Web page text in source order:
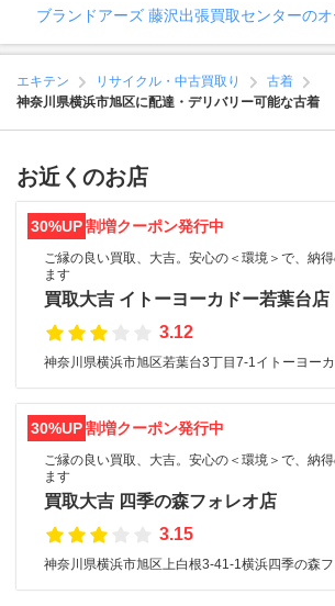
ブランドアーズ 藤沢出張買取センターの
エキテン リサイクル・中古買取り
古着
神奈川県横浜市旭区に配達・デリバリー可能な古着
お近くのお店
30%UP割増クーポン発行中
ご縁の良い買取、大吉。安心の＜環境＞で、納
ます
買取大吉 イトーヨーカドー若葉台店
3.12
神奈川県横浜市旭区若葉台3丁目7-1イトーヨー
30%UP割増クーポン発行中
ご縁の良い買取、大吉。安心の＜環境＞で、納
ます
買取大吉 四季の森フォレオ店
3.15
神奈川県横浜市旭区上白根3-41-1横浜四季の森